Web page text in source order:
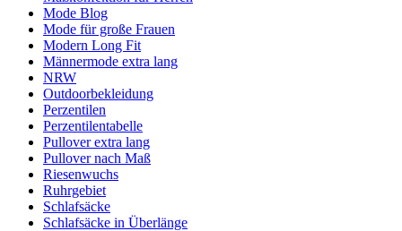
Mode Blog
Mode für große Frauen
Modern Long Fit
Männermode extra lang
NRW
Outdoorbekleidung
Perzentilen
Perzentilentabelle
Pullover extra lang
Pullover nach Maß
Riesenwuchs
Ruhrgebiet
Schlafsäcke
Schlafsäcke in Überlänge